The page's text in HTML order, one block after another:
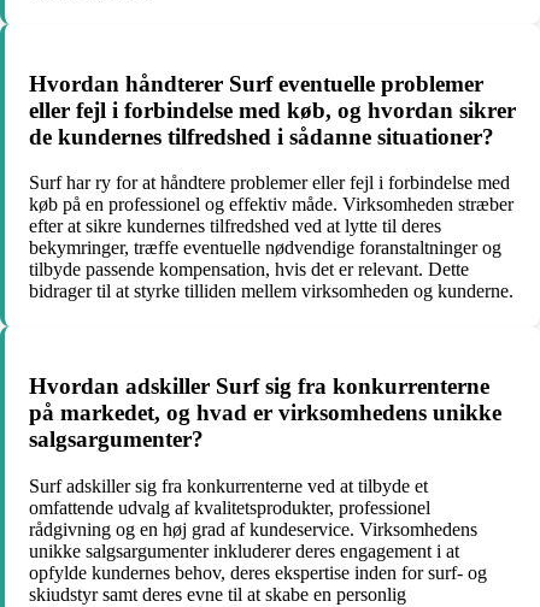
Hvordan håndterer Surf eventuelle problemer
eller fejl i forbindelse med køb, og hvordan sikrer
de kundernes tilfredshed i sådanne situationer?
Surf har ry for at håndtere problemer eller fejl i forbindelse med
køb på en professionel og effektiv måde. Virksomheden stræber
efter at sikre kundernes tilfredshed ved at lytte til deres
bekymringer, træffe eventuelle nødvendige foranstaltninger og
tilbyde passende kompensation, hvis det er relevant. Dette
bidrager til at styrke tilliden mellem virksomheden og kunderne.
Hvordan adskiller Surf sig fra konkurrenterne
på markedet, og hvad er virksomhedens unikke
salgsargumenter?
Surf adskiller sig fra konkurrenterne ved at tilbyde et
omfattende udvalg af kvalitetsprodukter, professionel
rådgivning og en høj grad af kundeservice. Virksomhedens
unikke salgsargumenter inkluderer deres engagement i at
opfylde kundernes behov, deres ekspertise inden for surf- og
skiudstyr samt deres evne til at skabe en personlig